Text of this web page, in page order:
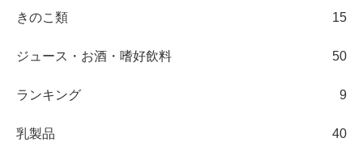
きのこ類 15
ジュース・お酒・嗜好飲料 50
ランキング 9
乳製品 40